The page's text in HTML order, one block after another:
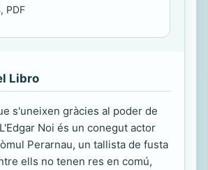
PDF
Libro
s'uneixen gràcies al poder de
Noi és un conegut actor
Perarnau, un tallista de fusta
ells no tenen res en comú,